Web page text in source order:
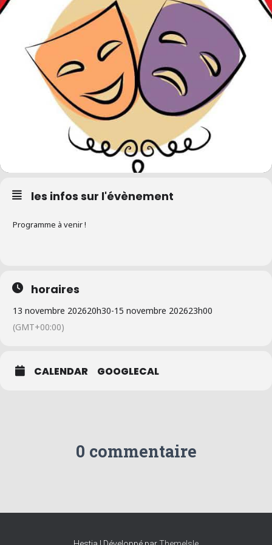
les infos sur l'évènement
Programme à venir !
horaires
13 novembre 202620h30-15 novembre 202623h00
(GMT+00:00)
CALENDAR GOOGLECAL
0 commentaire